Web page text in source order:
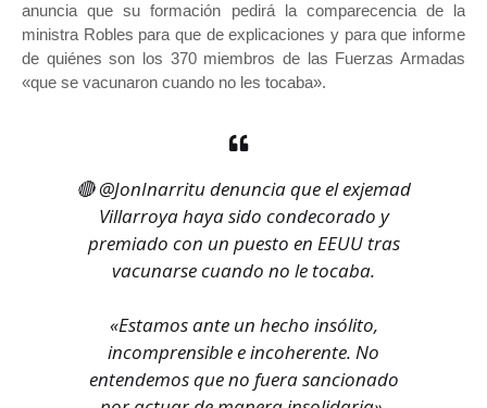
anuncia que su formación pedirá la comparecencia de la
ministra Robles para que de explicaciones y para que informe
de quiénes son los 370 miembros de las Fuerzas Armadas
«que se vacunaron cuando no les tocaba».
🔴@JonInarritudenuncia que el exjemad
Villarroya haya sido condecorado y
premiado con un puesto en EEUU tras
vacunarse cuando no le tocaba.
«Estamos ante un hecho insólito,
incomprensible e incoherente. No
entendemos que no fuera sancionado